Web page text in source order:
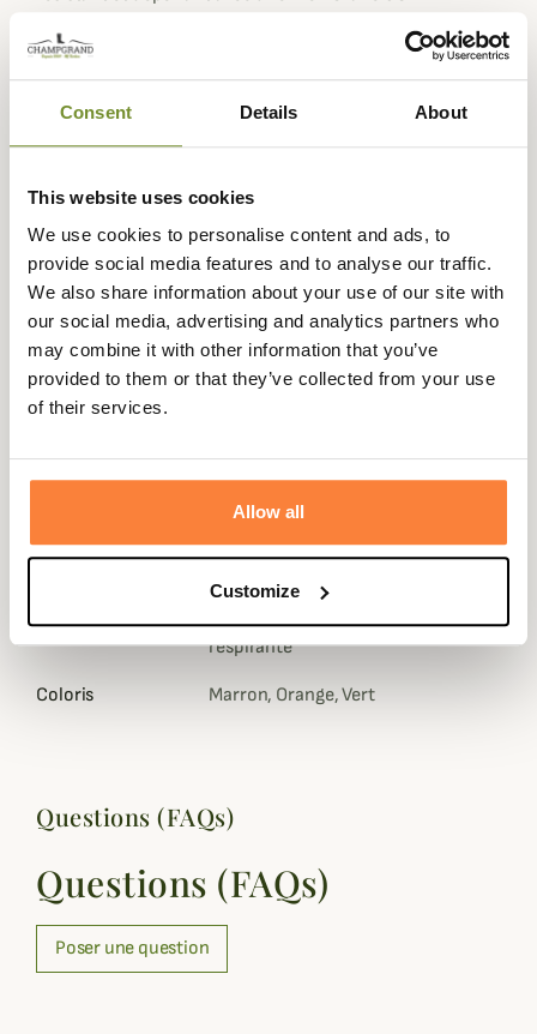
Consent Details About
This website uses cookies
We use cookies to personalise content and ads, to
provide social media features and to analyse our traffic.
We also share information about your use of our site with
our social media, advertising and analytics partners who
may combine it with other information that you’ve
provided to them or that they’ve collected from your use
of their services.
Allow all
Customize
au sec même lors de fortes intempéries.
une mobilité et une agilité importante avec une
sensation de ressenti du terrain afin que vous soyez le
inégaux.
La technologie Advanced Chassis™ intégrée à la paire,
vous assure une stabilité et un confort important sur
tout type de terrain ainsi qu'une fluidité de votre foulée.
Elles sont équipées d'un pare-pierre protecteur sur le
devant et d'un système de laçage QuickLACE qui
facilitera leur enfilage et permet un ajustement parfait
Fiche technique
Cuir
Membrane
Gore-Tex® imperméable et
respirante
Coloris Marron, Orange, Vert
Questions (FAQs)
Questions (FAQs)
Poser une question